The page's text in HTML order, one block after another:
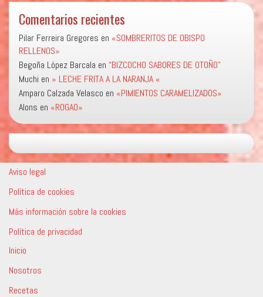
Comentarios recientes
Pilar Ferreira Gregores en «SOMBRERITOS DE OBISPO
RELLENOS»
Begoña López Barcala en “BIZCOCHO SABORES DE OTOÑO”
Muchi en » LECHE FRITA A LA NARANJA «
Amparo Calzada Velasco en «PIMIENTOS CARAMELIZADOS»
Alons en «ROGAO»
Aviso legal
Política de cookies
Más información sobre la cookies
Política de privacidad
Inicio
Nosotros
Recetas